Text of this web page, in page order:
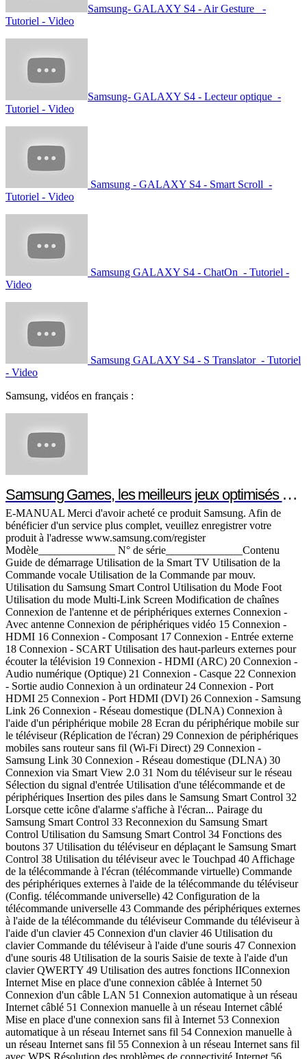
Samsung- GALAXY S4 - Air Gesture -
Tutoriel - Video
Samsung- GALAXY S4 - Lecteur optique -
Tutoriel - Video
Samsung - GALAXY S4 - Smart Scroll -
Tutoriel - Video
Samsung GALAXY S4 - ChatOn - Tutoriel -
Video
Samsung GALAXY S4 - S Translator - Tutoriel
- Video
Samsung, vidéos en français :
Samsung Games, les meilleurs jeux optimisés pour votre smartphone ou votre tablette Samsung
E-MANUAL Merci d'avoir acheté ce produit Samsung. Afin de bénéficier d'un service plus complet, veuillez enregistrer votre produit à l'adresse www.samsung.com/register Modèle______________ N° de série______________Contenu Guide de démarrage Utilisation de la Smart TV Utilisation de la Commande vocale Utilisation de la Commande par mouv. Utilisation du Samsung Smart Control Utilisation du Mode Foot Utilisation du mode Multi-Link Screen Modification de chaînes Connexion de l'antenne et de périphériques externes Connexion - Avec antenne Connexion de périphériques vidéo 15 Connexion - HDMI 16 Connexion - Composant 17 Connexion - Entrée externe 18 Connexion - SCART Utilisation des haut-parleurs externes pour écouter la télévision 19 Connexion - HDMI (ARC) 20 Connexion - Audio numérique (Optique) 21 Connexion - Casque 22 Connexion - Sortie audio Connexion à un ordinateur 24 Connexion - Port HDMI 25 Connexion - Port HDMI (DVI) 26 Connexion - Samsung Link 26 Connexion - Réseau domestique (DLNA) Connexion à l'aide d'un périphérique mobile 28 Ecran du périphérique mobile sur le téléviseur (Réplication de l'écran) 29 Connexion de périphériques mobiles sans routeur sans fil (Wi-Fi Direct) 29 Connexion - Samsung Link 30 Connexion - Réseau domestique (DLNA) 30 Connexion via Smart View 2.0 31 Nom du téléviseur sur le réseau Sélection du signal d'entrée Utilisation d'une télécommande et de périphériques Insertion des piles dans le Samsung Smart Control 32 Lorsque cette icône d'alarme s'affiche à l'écran... Pairage du Samsung Smart Control 33 Reconnexion du Samsung Smart Control Utilisation du Samsung Smart Control 34 Fonctions des boutons 37 Utilisation du téléviseur en déplaçant le Samsung Smart Control 38 Utilisation du téléviseur avec le Touchpad 40 Affichage de la télécommande à l'écran (télécommande virtuelle) Commande des périphériques externes à l'aide de la télécommande du téléviseur (Config. télécommande universelle) 42 Configuration de la télécommande universelle 43 Commande des périphériques externes à l'aide de la télécommande du téléviseur Commande du téléviseur à l'aide d'un clavier 45 Connexion d'un clavier 46 Utilisation du clavier Commande du téléviseur à l'aide d'une souris 47 Connexion d'une souris 48 Utilisation de la souris Saisie de texte à l'aide d'un clavier QWERTY 49 Utilisation des autres fonctions IIConnexion Internet Mise en place d'une connexion câblée à Internet 50 Connexion d'un câble LAN 51 Connexion automatique à un réseau Internet câblé 51 Connexion manuelle à un réseau Internet câblé Mise en place d'une connexion sans fil à Internet 53 Connexion automatique à un réseau Internet sans fil 54 Connexion manuelle à un réseau Internet sans fil 55 Connexion à un réseau Internet sans fil avec WPS Résolution des problèmes de connectivité Internet 56 Résolution des problèmes de connectivité Internet câblé 57 Résolution des problèmes de connectivité Internet sans fil Réseau mobile 58 Nom de modèle et services de télécommunications pris en charge Vérification de l'état de la connexion Internet Fonctions Smart Plusieurs fonctions sur un seul écran 60 Lancement du mode Multi-Link Screen 60 Utilisation du mode Multi-Link Screen 60 Sélection d'une fonctionnalité 60 Changement de chaîne/Réglage du volume Smart Hub 61 Test des connexions Smart Hub 62 Ouverture de Barre d'accès rapide 63 Accès à l'écran Panneau 63 Utilisation du Didacticiel Smart Hub 63 Réinitialisation de Smart Hub Utilisation de Smart Hub avec Compte Samsung 64 Création d'un Compte Samsung 66 Connexion au Compte Samsung 67 Liaison de mes comptes Samsung et d'application 68 Modification et ajout d'informations à un Compte Samsung 68 Suppression de tous les comptes Samsung du téléviseur Utilisation du panneau Jeux 69 Utilisation des fonctions du menu contextuel 69 Installation et exécution d'un jeu 71 Gestion des jeux téléchargés ou achetés Utilisation du panneau SAMSUNG APPS 73 Utilisation des fonctions du menu contextuel 74 Installation d'une application 75 Applications par défaut 75 Utilisation de Web Browser 78 Réorganisation des applications dans l'écran SAMSUNG APPS 79 Suppression d'une application du téléviseur 79 Notation/évaluation d'une application 80 Mise à jour d'une application 80 Fonctionnalités SAMSUNG APPS Utilisation du panneau Mes Programmes 84 Utilisation des fonctions du menu contextuel 84 Affichage d'informations détaillées sur le programme 85 Configuration des Param. Sur la TV Utilisation du panneau MON VIDEO CLUB 87 Utilisation des fonctions du menu contextuel 88 Visionnage d'un film/programme télévisé 88 Restriction du visionnage du contenu acheté 89 Notation et partage d'un contenu acheté Lecture de vidéos, de photos et de musique (MULTIMEDIA) 91 Lecture de contenu multimédia à partir d'un périphérique USB 92 Lecture de contenu multimédia enregistré sur un ordinateur/ périphérique mobile 94 Lecture de contenu multimédia à partir d'un Storage Service 95 Boutons et fonctions disponibles pendant le visionnage de photos 96 Boutons et fonctions disponibles pendant le visionnage de vidéos 98 Boutons et fonctions disponibles pendant la lecture de musique 99 Fonctions de l'écran Liste de contenu multimédia Commande du téléviseur par la voix 100 Activation du Commande vocale 102 Utilisation interactive de la fonction Interaction vocale Commande du téléviseur à l'aide de gestes 103 Test de la luminosité ambiante à l'aide de la caméra du téléviseur 104 Activation de la fonction Commande par mouv. 107 Présentation de l'écran Commande par mouv. Connexion à l'aide de la Reconnaissance faciale 110 Enregistrement de votre visage sur votre Compte Samsung 111 Définition de la méthode de connexion sur Reconnaissance II IIIfaciale 111 Connexion au Compte Samsung par reconnaissance faciale Fonctions Regarder la télévision et Enregistrer Informations sur les diffusions numériques en bref 112 Utilisation du mode Guide 113 Consultation des informations sur les programmes actuels 113 Changement de signal de diffusion 113 Informations relatives au signal numérique et intensité Enregistrement de programmes 114 Création d'un périphérique USB d'enregistrement 116 Enregistrement de programmes 117 Boutons et fonctions disponibles pendant l'enregistrement d'un programme 118 Gestion de la liste Programmer enregistrement 119 Visionnage de programmes enregistrés 122 Gestion des fichiers enregistrés Configuration d'un Programmer visionnage 123 Configuration d'un Programmer visionnage 124 Gestion de la liste Programmer visionnage Utilisation du Timeshift Utilisation de la Liste des chaînes Enregistrement, suppression et modification de chaînes 127 Enregistrement et suppression de chaînes 127 Modification de chaînes enregistrées 128 Activation/désactivation de la protection par mot de passe sur des chaînes 128 Verrouillage/Déverrouillage de chaînes 128 Modif. num. chaîne Création d'une Liste des favoris personnelle 129 Enregistrement d'une chaîne comme Favoris 130 Affichage des chaînes de la Liste des favoris uniquement 130 Modification d'une Liste des favoris Accentuation du réalisme des manifestations sportives 133 Activation du Mode Foot 133 Extraction automatique des moments forts 134 Fonctions disponibles en Mode Foot 135 Visionnage d'un événement sportif enregistré en Mode Foot Fonctions de prise en charge du visionnage de programmes télévisés 136 Affichage des sous-titres 136 Options de sous-titre 137 Modification de la Langue du télétexte 137 Texte numérique 138 Visionnage de programmes en mode PIP 139 Recherche des chaînes disponibles 140 Sélection des options audio du programme 140 Description audio Utilisation des Paramètres chaînes 141 Pays (zone) 141 Recherche manuelle 142 Réglage précis de l'écran 143 Transf. liste chaînes 143 Supprimer profil opérateur CAM 143 Système satellite 145 Interface commune Réglages de l'image et du son Changement du mode d'image et réglage de la qualité d'image 146 Choix du mode d'image le mieux adapté à l'environnement télévisuel 147 Réglage de la qualité de l'image de chaque mode d'image 148 Réglage précis de chaque mode d'image (Paramètres avancés) 150 Réglage de l'image pour faciliter le visionnage (Options d'image) Affichage en 3D 152 Démarrage de la 3D 153 Changement du Mode 3D 154 Réglage de l'Effet 3D Fonctions de prise en charge des images 155 Visionnage de programmes en mode PIP 156 Changement des options Format de l'image et Position 157 Diffusion du son seulement avec écran éteint (Image désactivée) 157 Réinitialisation des paramètres Mode Image IVChangement de Mode Son et utilisation d'effets sonores 158 Choix du Mode Son le mieux adapté à l'environnement 159 Utilisation d'effets sonores Fonctions de prise en charge du son 160 Choix des haut-parleurs 160 Désignation du type d'installation du téléviseur 160 Écoute du son du téléviseur via un périphérique audio Wi-Fi ou Bluetooth Samsung 161 Écoute du son du téléviseur via des haut-parleurs compatibles Samsung Multiroom Link 162 Activation du son (Paramètres supplém.) 163 Écoute d'un son audio 3D en mode Mode 3D 163 Réinitialisation de tous les paramètres sonores Général Réglage de l'heure et utilisation de la minuterie 164 Réglage de l'heure 165 Utilisation des minuteries Utilisation des fonctions de protection de brûlage d'écran et d'économie d'énergie 167 Prévention de brûlage d'écran 167 Utilisation des fonctions Energy Saving (Écon. Énergie) Utilisation du Anynet+ (HDMI-CEC) 168 Configuration d'Anynet+ (HDMI-CEC) 169 Utilisation de Anynet+ (HDMI-CEC) Utilisation du e-Manual 170 Lancement du e-Manual 170 Fonctionnalités supplémentaires du e-Manual 171 Mise à jour du e-Manual vers la dernière version Mise à jour du logiciel 172 Mise à jour du logiciel par Internet 172 Mise à jour du logiciel à l'aide d'une connexion USB 173 Activation des mises à jour logicielles automatiques 173 Mise à jour du logiciel via une chaîne satellite Protection du téléviseur contre le piratage et les programmes malveillants 174 Vérification du téléviseur